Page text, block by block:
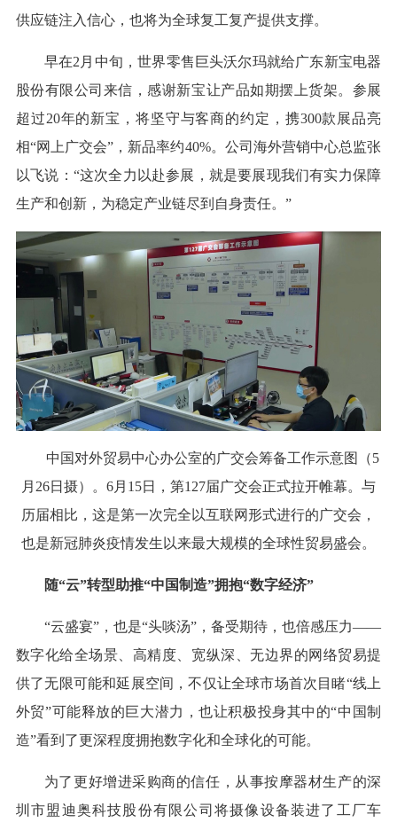
供应链注入信心，也将为全球复工复产提供支撑。
早在2月中旬，世界零售巨头沃尔玛就给广东新宝电器
股份有限公司来信，感谢新宝让产品如期摆上货架。参展
超过20年的新宝，将坚守与客商的约定，携300款展品亮
相“网上广交会”，新品率约40%。公司海外营销中心总监张
以飞说：“这次全力以赴参展，就是要展现我们有实力保障
生产和创新，为稳定产业链尽到自身责任。”
中国对外贸易中心办公室的广交会筹备工作示意图（5
月26日摄）。6月15日，第127届广交会正式拉开帷幕。与
历届相比，这是第一次完全以互联网形式进行的广交会，
也是新冠肺炎疫情发生以来最大规模的全球性贸易盛会。
随“云”转型助推“中国制造”拥抱“数字经济”
“云盛宴”，也是“头啖汤”，备受期待，也倍感压力——
数字化给全场景、高精度、宽纵深、无边界的网络贸易提
供了无限可能和延展空间，不仅让全球市场首次目睹“线上
外贸”可能释放的巨大潜力，也让积极投身其中的“中国制
造”看到了更深程度拥抱数字化和全球化的可能。
为了更好增进采购商的信任，从事按摩器材生产的深
圳市盟迪奥科技股份有限公司将摄像设备装进了工厂车